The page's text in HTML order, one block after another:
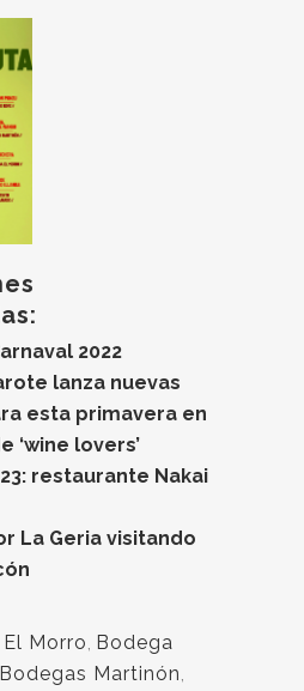
2022
lanza nuevas
esta primavera en
‘wine lovers’
restaurante Nakai
La Geria visitando
Morro, Bodega
Bodegas Martinón,